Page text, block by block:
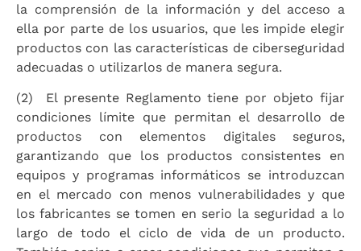
la comprensión de la información y del acceso a
ella por parte de los usuarios, que les impide elegir
productos con las características de ciberseguridad
adecuadas o utilizarlos de manera segura.
(2) El presente Reglamento tiene por objeto fijar
condiciones límite que permitan el desarrollo de
productos con elementos digitales seguros,
garantizando que los productos consistentes en
equipos y programas informáticos se introduzcan
en el mercado con menos vulnerabilidades y que
los fabricantes se tomen en serio la seguridad a lo
largo de todo el ciclo de vida de un producto.